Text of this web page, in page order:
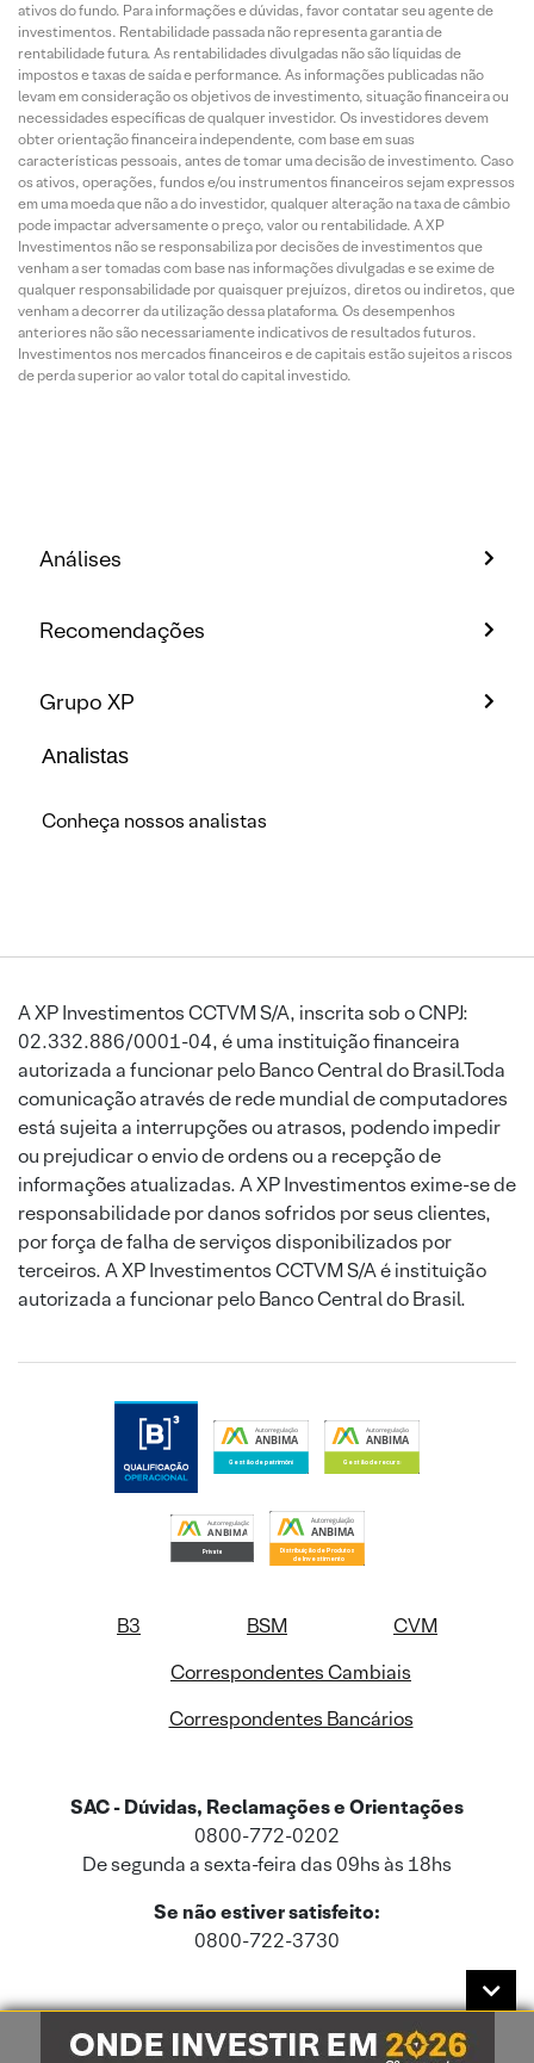
ativos do fundo. Para informações e dúvidas, favor contatar seu agente de
investimentos. Rentabilidade passada não representa garantia de
rentabilidade futura. As rentabilidades divulgadas não são líquidas de
impostos e taxas de saída e performance. As informações publicadas não
levam em consideração os objetivos de investimento, situação financeira ou
necessidades específicas de qualquer investidor. Os investidores devem
obter orientação financeira independente, com base em suas
características pessoais, antes de tomar uma decisão de investimento. Caso
os ativos, operações, fundos e/ou instrumentos financeiros sejam expressos
em uma moeda que não a do investidor, qualquer alteração na taxa de câmbio
pode impactar adversamente o preço, valor ou rentabilidade. A XP
Investimentos não se responsabiliza por decisões de investimentos que
venham a ser tomadas com base nas informações divulgadas e se exime de
qualquer responsabilidade por quaisquer prejuízos, diretos ou indiretos, que
venham a decorrer da utilização dessa plataforma. Os desempenhos
anteriores não são necessariamente indicativos de resultados futuros.
Investimentos nos mercados financeiros e de capitais estão sujeitos a riscos
de perda superior ao valor total do capital investido.
Análises
Recomendações
Grupo XP
Analistas
Conheça nossos analistas
A XP Investimentos CCTVM S/A, inscrita sob o CNPJ:
02.332.886/0001-04, é uma instituição financeira
autorizada a funcionar pelo Banco Central do Brasil.Toda
comunicação através de rede mundial de computadores
está sujeita a interrupções ou atrasos, podendo impedir
ou prejudicar o envio de ordens ou a recepção de
informações atualizadas. A XP Investimentos exime-se de
responsabilidade por danos sofridos por seus clientes,
por força de falha de serviços disponibilizados por
terceiros. A XP Investimentos CCTVM S/A é instituição
autorizada a funcionar pelo Banco Central do Brasil.
B3 BSM
CVM
Correspondentes Cambiais
Correspondentes Bancários
SAC - Dúvidas, Reclamações e Orientações
0800-772-0202
De segunda a sexta-feira das 09hs às 18hs
Se não estiver satisfeito:
0800-722-3730
Este site usa cookies e dados pessoais de acordo com a nossaPolítica de
Cookies
e a nossaPolítica de Privacidade.